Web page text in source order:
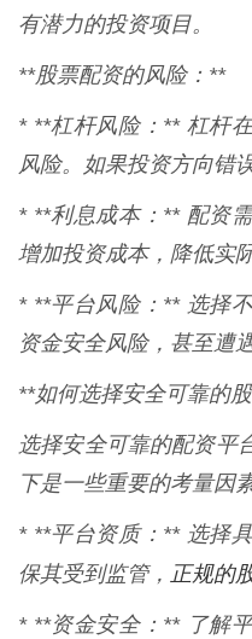
有潜力的投资项目。
**股票配资的风险：**
* **杠杆风险：** 杠杆
风险。如果投资方向错
* **利息成本：** 配资
增加投资成本，降低实
* **平台风险：** 选择
资金安全风险，甚至遭
**如何选择安全可靠的
选择安全可靠的配资平
下是一些重要的考量因
* **平台资质：** 选择
保其受到监管， 正规的
* **资金安全：** 了解